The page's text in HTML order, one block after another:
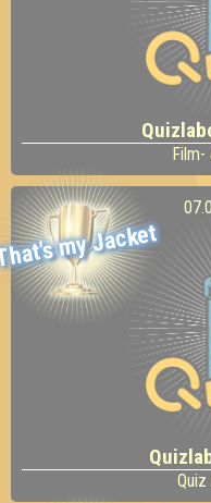
Film-
my Jacket